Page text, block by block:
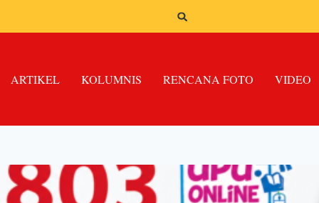
ARTIKEL KOLUMNIS RENCANA FOTO VIDEO